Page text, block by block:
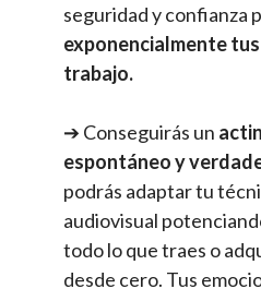
seguridad y confianza
exponencialmente tus
trabajo.
➔ Conseguirás un
espontáneo y
podrás adaptar tu
audiovisual
todo lo que traes o
desde cero. Tus